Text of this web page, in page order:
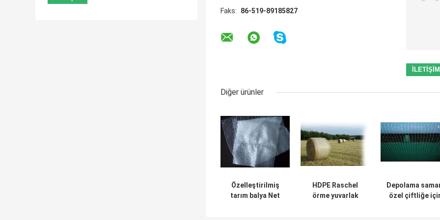
Faks:
86-519-89185827
Diğer ürünler
Özelleştirilmiş
tarım balya Net
HDPE Raschel
örme yuvarlak
Depolama
özel çiftliğe